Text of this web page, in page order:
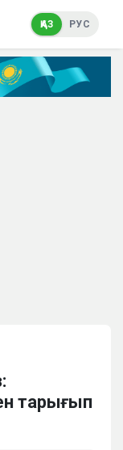
ҚАЗ РУС
тарығып